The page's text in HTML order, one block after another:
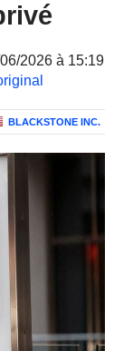
2026 à 15:19
BLACKSTONE INC.